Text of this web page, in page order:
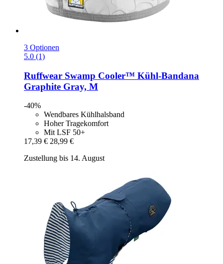
3 Optionen
5.0 (1)
Ruffwear Swamp Cooler™ Kühl-​Bandana
Graphite Gray, M
-40%
Wendbares Kühlhalsband
Hoher Tragekomfort
Mit LSF 50+
17,39 € 28,99 €
Zustellung bis 14. August